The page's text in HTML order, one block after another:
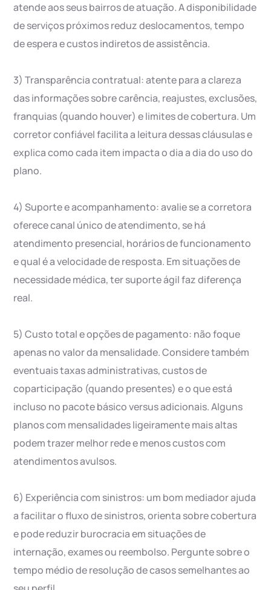
atende aos seus bairros de atuação. A disponibilidade
de serviços próximos reduz deslocamentos, tempo
de espera e custos indiretos de assistência.
3) Transparência contratual: atente para a clareza
das informações sobre carência, reajustes, exclusões,
franquias (quando houver) e limites de cobertura. Um
corretor confiável facilita a leitura dessas cláusulas e
explica como cada item impacta o dia a dia do uso do
plano.
4) Suporte e acompanhamento: avalie se a corretora
oferece canal único de atendimento, se há
atendimento presencial, horários de funcionamento
e qual é a velocidade de resposta. Em situações de
necessidade médica, ter suporte ágil faz diferença
real.
5) Custo total e opções de pagamento: não foque
apenas no valor da mensalidade. Considere também
eventuais taxas administrativas, custos de
coparticipação (quando presentes) e o que está
incluso no pacote básico versus adicionais. Alguns
planos com mensalidades ligeiramente mais altas
podem trazer melhor rede e menos custos com
atendimentos avulsos.
6) Experiência com sinistros: um bom mediador ajuda
a facilitar o fluxo de sinistros, orienta sobre cobertura
e pode reduzir burocracia em situações de
internação, exames ou reembolso. Pergunte sobre o
tempo médio de resolução de casos semelhantes ao